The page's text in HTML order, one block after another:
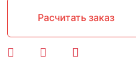
Расчитать заказ